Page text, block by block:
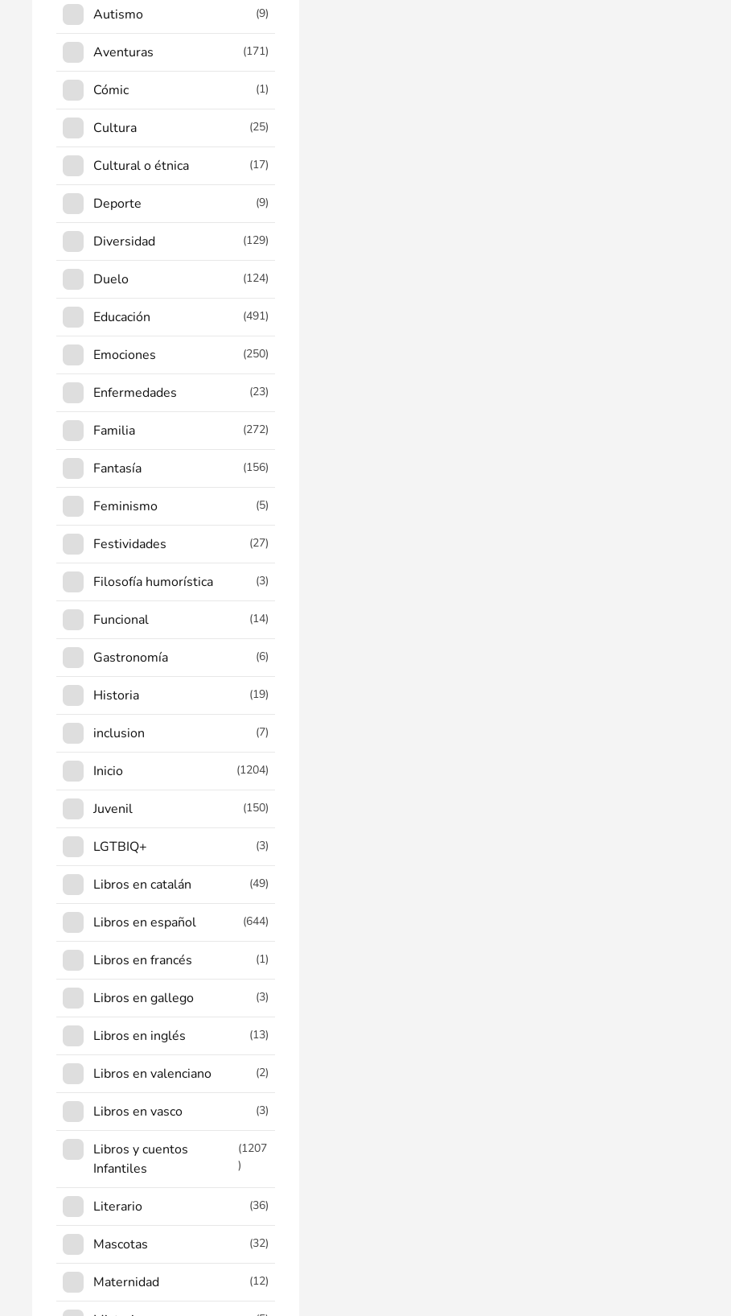
Autismo (9)
Aventuras (171)
Cómic (1)
Cultura (25)
Cultural o étnica (17)
Deporte (9)
Diversidad (129)
Duelo (124)
Educación (491)
Emociones (250)
Enfermedades (23)
Familia (272)
Fantasía (156)
Feminismo (5)
Festividades (27)
Filosofía humorística (3)
Funcional (14)
Gastronomía (6)
Historia (19)
inclusion (7)
Inicio (1204)
Juvenil (150)
LGTBIQ+ (3)
Libros en catalán (49)
Libros en español (644)
Libros en francés (1)
Libros en gallego (3)
Libros en inglés (13)
Libros en valenciano (2)
Libros en vasco (3)
Libros y cuentos
Infantiles
(1207
)
Literario (36)
Mascotas (32)
Maternidad (12)